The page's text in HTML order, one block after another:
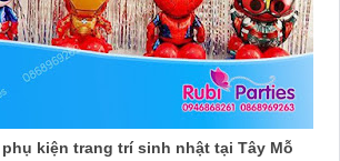
kiện trang trí sinh nhật tại Tây Mỗ